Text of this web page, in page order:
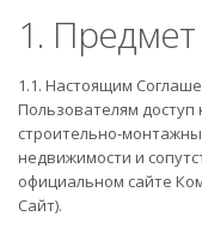
1.
1.1. Настоящим
Пользователям доступ
строительно-
недвижимости и
официальном сайте
Сайт).